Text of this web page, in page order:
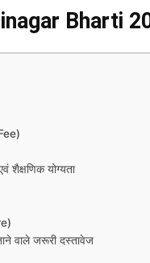
Bharti
योग्यता
वाले जरूरी दस्तावेज